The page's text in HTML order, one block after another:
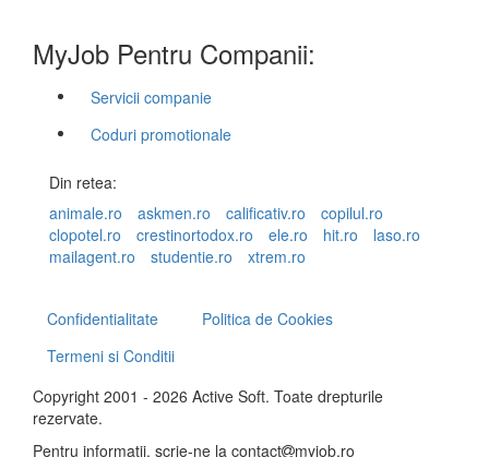
MyJob Pentru Companii:
Servicii companie
Coduri promotionale
Din retea:
animale.ro
askmen.ro calificativ.ro
copilul.ro
clopotel.ro
crestinortodox.ro ele.ro hit.ro
laso.ro
mailagent.ro
studentie.ro xtrem.ro
Confidentialitate
Politica de Cookies
Termeni si Conditii
Copyright 2001 - 2026 Active Soft. Toate drepturile
rezervate.
Pentru informatii, scrie-ne la contact myjob.ro